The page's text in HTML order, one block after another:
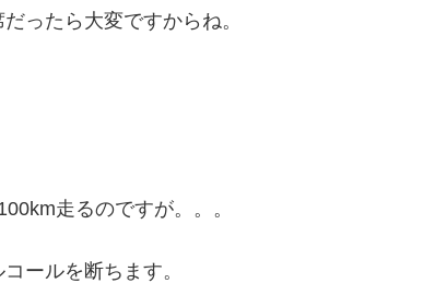
ったら大変ですからね。
走るのですが。。。
ールを断ちます。